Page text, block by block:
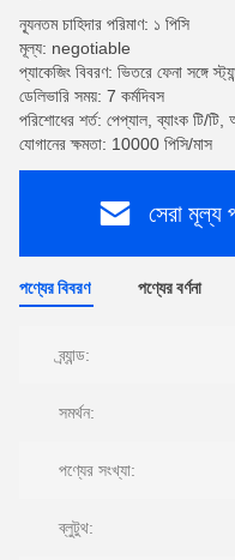
ন্যূনতম চাহিদার পরিমাণ: ১ পিসি
মূল্য: negotiable
প্যাকেজিং বিবরণ: ভিতরে ফেনা সঙ্গে
ডেলিভারি সময়: 7 কর্মদিবস
পরিশোধের শর্ত: পেপ্যাল, ব্যাংক টি/টি,
যোগানের ক্ষমতা: 10000 পিসি/মাস
সেরা মূল্য
পণ্যের বিবরণ পণ্যের বর্ণনা
ব্র্যান্ড:
সমর্থন:
পণ্যের সংখ্যা:
ব্লুটুথ: